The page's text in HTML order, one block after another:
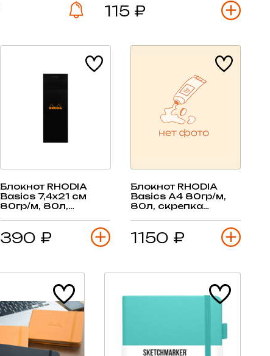
115 ₽
Блокнот RHODIA
Basics 7,4х21 см
80гр/м, 80л,
390 ₽
Блокнот RHODIA
Basics А4 80гр/м,
80л, скрепка
1150 ₽